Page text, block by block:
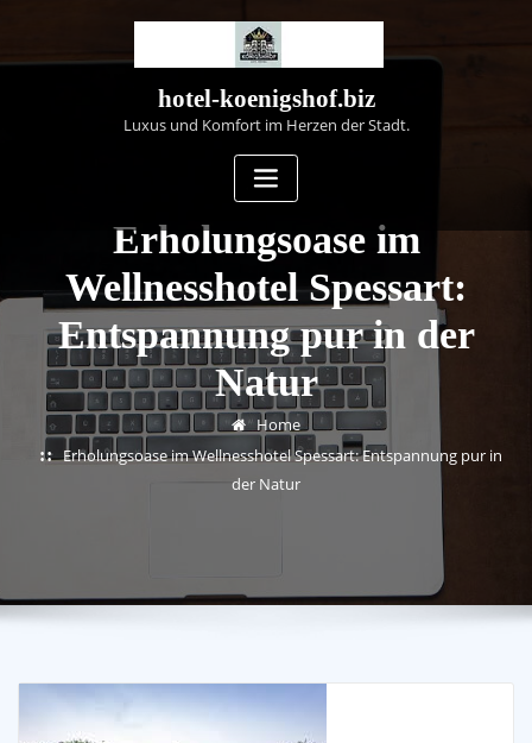
content
hotel-koenigshof.biz
Luxus und Komfort im Herzen der Stadt.
Erholungsoase im
Wellnesshotel Spessart:
Entspannung pur in der
Natur
Home
Erholungsoase im Wellnesshotel Spessart: Entspannung pur in
der Natur